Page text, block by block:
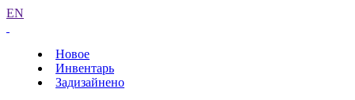
EN
Новое
Инвентарь
Задизайнено